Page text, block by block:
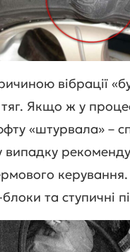
вібрації
Якщо ж у
«штурвала» –
та ступичні